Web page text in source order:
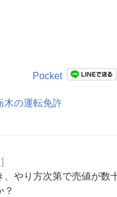
Pocket
木の運転免許
、やり方次第で売値が数
？